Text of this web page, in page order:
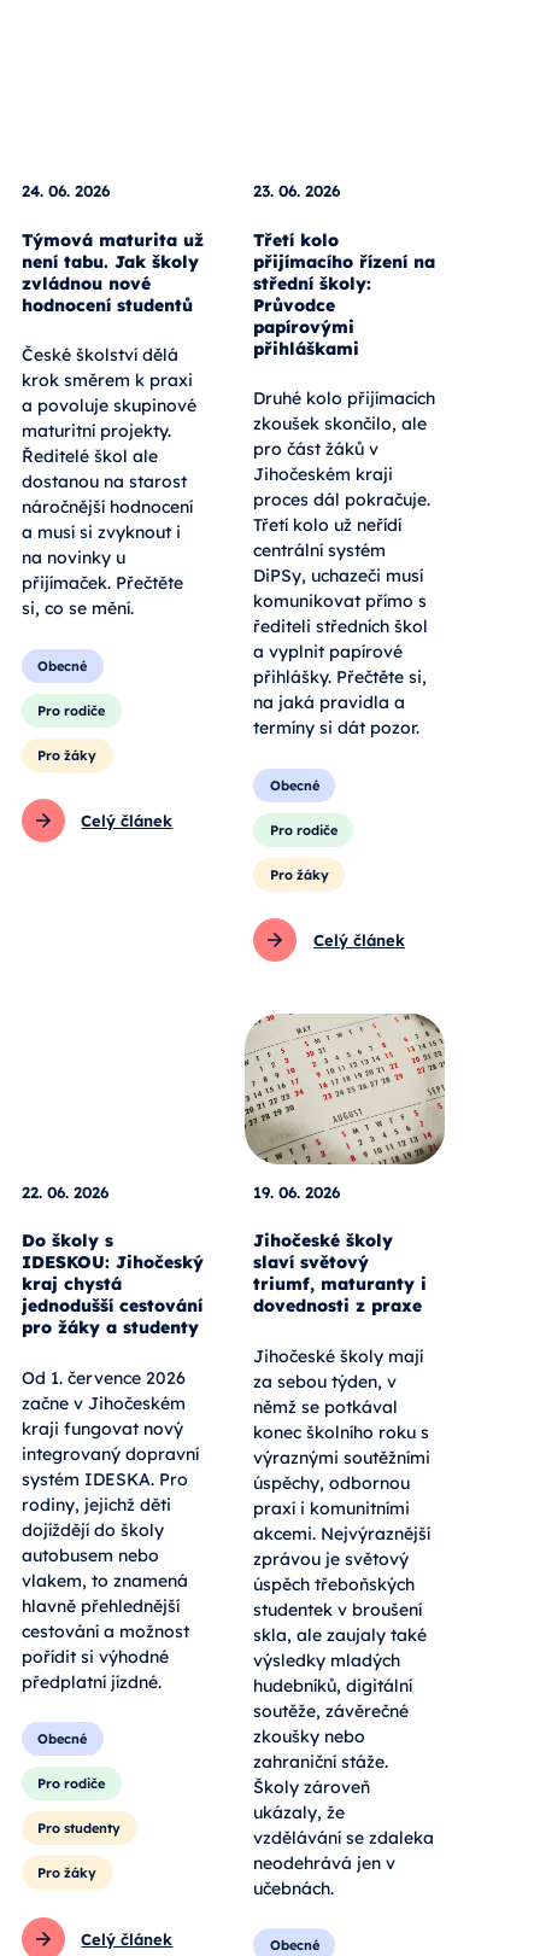
24. 06. 2026
Týmová maturita už
není tabu. Jak školy
zvládnou nové
hodnocení studentů
České školství dělá
krok směrem k praxi
a povoluje skupinové
maturitní projekty.
Ředitelé škol ale
dostanou na starost
náročnější hodnocení
a musí si zvyknout i
na novinky u
přijímaček. Přečtěte
si, co se mění.
Obecné
Pro rodiče
Pro žáky
Celý článek
23. 06. 2026
Třetí kolo
přijímacího řízení na
střední školy:
Průvodce
papírovými
přihláškami
Druhé kolo přijímacích
zkoušek skončilo, ale
pro část žáků v
Jihočeském kraji
proces dál pokračuje.
Třetí kolo už neřídí
centrální systém
DiPSy, uchazeči musí
komunikovat přímo s
řediteli středních škol
a vyplnit papírové
přihlášky. Přečtěte si,
na jaká pravidla a
termíny si dát pozor.
Obecné
Pro rodiče
Pro žáky
Celý článek
22. 06. 2026
Do školy s
IDESKOU: Jihočeský
kraj chystá
jednodušší cestování
pro žáky a studenty
Od 1. července 2026
začne v Jihočeském
kraji fungovat nový
integrovaný dopravní
systém IDESKA. Pro
rodiny, jejichž děti
dojíždějí do školy
autobusem nebo
vlakem, to znamená
hlavně přehlednější
cestování a možnost
pořídit si výhodné
předplatní jízdné.
Obecné
Pro rodiče
Pro studenty
Pro žáky
Celý článek
19. 06. 2026
Jihočeské školy
slaví světový
triumf, maturanty i
dovednosti z praxe
Jihočeské školy mají
za sebou týden, v
němž se potkával
konec školního roku s
výraznými soutěžními
úspěchy, odbornou
praxí i komunitními
akcemi. Nejvýraznější
zprávou je světový
úspěch třeboňských
studentek v broušení
skla, ale zaujaly také
výsledky mladých
hudebníků, digitální
soutěže, závěrečné
zkoušky nebo
zahraniční stáže.
Školy zároveň
ukázaly, že
vzdělávání se zdaleka
neodehrává jen v
učebnách.
Obecné